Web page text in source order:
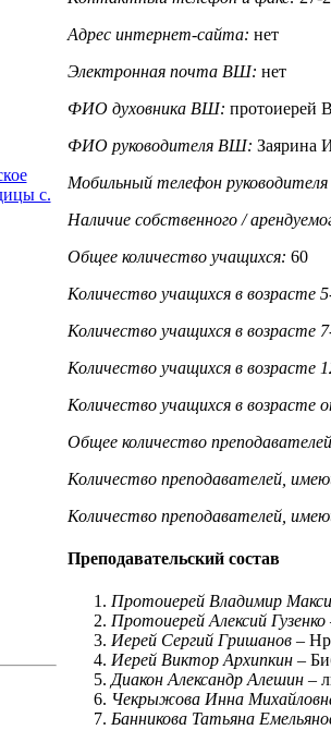
с.
Адрес интернет-сайта: нет
Электронная почта ВШ: нет
ФИО духовника ВШ: протоиерей
ФИО руководителя ВШ: Заярина
Мобильный телефон
Наличие собственного /
Общее количество учащихся: 60
Количество учащихся в возрасте
Количество учащихся в возрасте
Количество учащихся в возрасте
Количество учащихся в
Общее количество
Количество преподавателей,
Количество преподавателей,
Преподавательский состав
Протоиерей Владимир
Протоиерей Алексий Гузенко
Иерей Сергий Гришанов–
Иерей Виктор Архипкин–
Диакон Александр Алешин–
Чекрыжова Инна
Банникова Татьяна